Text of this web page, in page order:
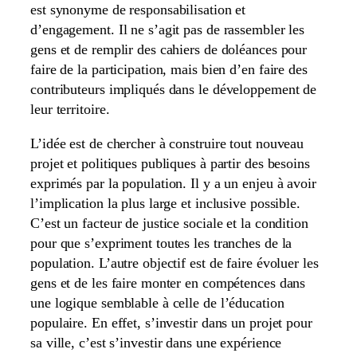
est synonyme de responsabilisation et
d’engagement. Il ne s’agit pas de rassembler les
gens et de remplir des cahiers de doléances pour
faire de la participation, mais bien d’en faire des
contributeurs impliqués dans le développement de
leur territoire.
L’idée est de chercher à construire tout nouveau
projet et politiques publiques à partir des besoins
exprimés par la population. Il y a un enjeu à avoir
l’implication la plus large et inclusive possible.
C’est un facteur de justice sociale et la condition
pour que s’expriment toutes les tranches de la
population. L’autre objectif est de faire évoluer les
gens et de les faire monter en compétences dans
une logique semblable à celle de l’éducation
populaire. En effet, s’investir dans un projet pour
sa ville, c’est s’investir dans une expérience